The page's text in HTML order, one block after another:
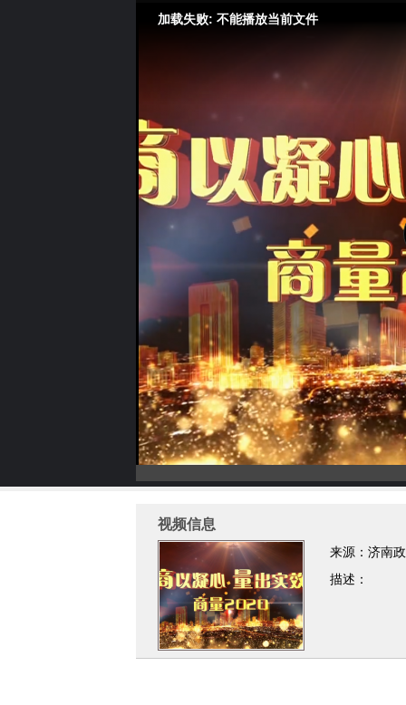
加载失败: 不能播放当前文件
视频信息
来源：济南
描述：